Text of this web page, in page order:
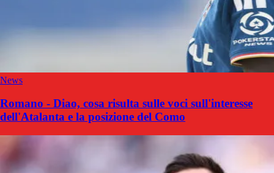
News
Romano - Diao, cosa risulta sulle voci sull'interesse
dell'Atalanta e la posizione del Como